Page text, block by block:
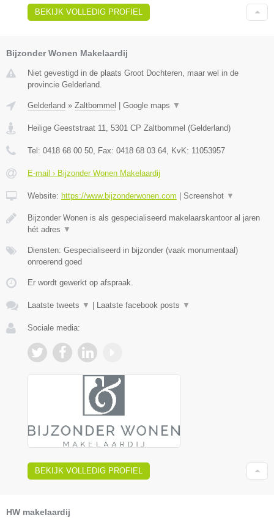
BEKIJK VOLLEDIG PROFIEL
Bijzonder Wonen Makelaardij
Niet gevestigd in de plaats Groot Dochteren, maar wel in de
provincie Gelderland.
Gelderland » Zaltbommel | Google maps ▼
Heilige Geeststraat 11 5301 CP Zaltbommel (Gelderland)
Tel: 0418 68 00 50 , Fax: 0418 68 03 64 , KvK: 11053957
E-mail › Bijzonder Wonen Makelaardij
Website: https://www.bijzonderwonen.com | Screenshot ▼
Bijzonder Wonen is als gespecialiseerd makelaarskantoor al jaren
hét adres ▼
Diensten: Gespecialiseerd in bijzonder (vaak monumentaal)
onroerend goed
Er wordt gewerkt op afspraak.
Laatste tweets ▼ | Laatste facebook posts ▼
Sociale media:
BEKIJK VOLLEDIG PROFIEL
HW makelaardij